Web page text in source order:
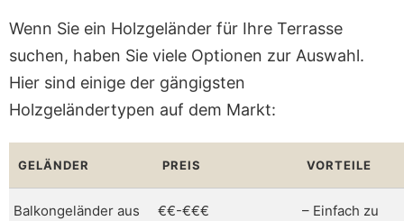
Wenn Sie ein Holzgeländer für Ihre Terrasse
suchen, haben Sie viele Optionen zur Auswahl.
Hier sind einige der gängigsten
Holzgeländertypen auf dem Markt:
GELÄNDER PREIS VORTEILE
Balkongeländer aus
€€-€€€
– Einfach zu